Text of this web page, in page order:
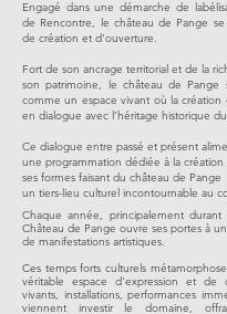
Engagé dans une démarche de
de Rencontre, le château de Pange
de création et d’ouverture.
Fort de son ancrage territorial et de la
son patrimoine, le château de Pange
comme un espace vivant où la création
en dialogue avec l’héritage historique
Ce dialogue entre passé et présent
une programmation dédiée à la
ses formes faisant du château de Pange
un tiers-lieu culturel incontournable au
Chaque année, principalement durant
Château de Pange ouvre ses portes à
de manifestations artistiques.
Ces temps forts culturels
véritable espace d’expression et de
vivants, installations, performances
viennent investir le domaine,